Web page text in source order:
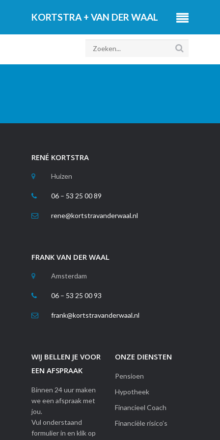
RENÉ KORTSTRA
Huizen
06 – 53 25 00 89
rene@kortstravanderwaal.nl
FRANK VAN DER WAAL
Amsterdam
06 – 53 25 00 93
frank@kortstravanderwaal.nl
WIJ BELLEN JE VOOR
EEN AFSPRAAK
Binnen 24 uur maken
we een afspraak met
jou.
Vul onderstaand
formulier in en klik op
ONZE DIENSTEN
Pensioen
Hypotheek
Financieel Coach
Financiële risico’s